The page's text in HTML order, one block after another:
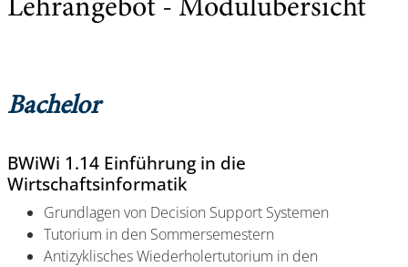
Lehrangebot - Modulübersicht
Bachelor
BWiWi 1.14 Einführung in die
Wirtschaftsinformatik
Grundlagen von Decision Support Systemen
Tutorium in den Sommersemestern
Antizyklisches Wiederholertutorium in den